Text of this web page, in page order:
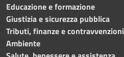
Educazione e formazione
Giustizia e sicurezza pubblica
Tributi, finanze e contravvenzioni
Ambiente